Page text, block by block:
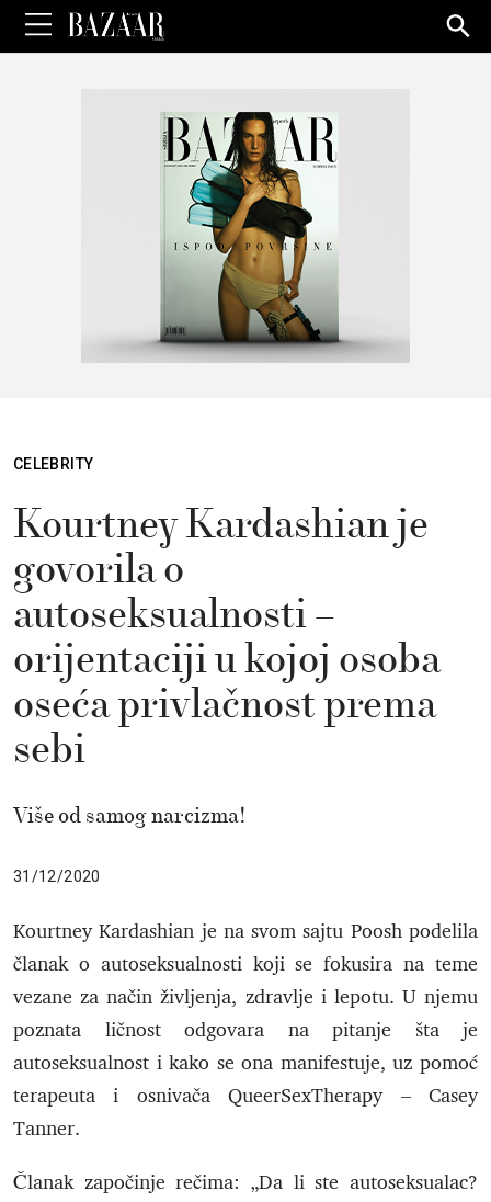
for:
CELEBRITY
Kourtney Kardashian je
govorila o
autoseksualnosti –
orijentaciji u kojoj osoba
oseća privlačnost prema
sebi
Više od samog narcizma!
31/12/2020
Kourtney Kardashian je na svom sajtu Poosh podelila
članak o autoseksualnosti koji se fokusira na teme
vezane za način življenja, zdravlje i lepotu. U njemu
poznata ličnost odgovara na pitanje šta je
autoseksualnost i kako se ona manifestuje, uz pomoć
terapeuta i osnivača QueerSexTherapy – Casey
Tanner.
Članak započinje rečima: „Da li ste autoseksualac?